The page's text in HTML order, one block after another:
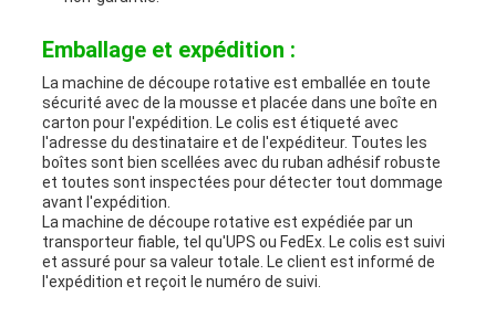
Emballage et expédition :
La machine de découpe rotative est emballée en toute
sécurité avec de la mousse et placée dans une boîte en
carton pour l'expédition. Le colis est étiqueté avec
l'adresse du destinataire et de l'expéditeur. Toutes les
boîtes sont bien scellées avec du ruban adhésif robuste
et toutes sont inspectées pour détecter tout dommage
avant l'expédition.
La machine de découpe rotative est expédiée par un
transporteur fiable, tel qu'UPS ou FedEx. Le colis est suivi
et assuré pour sa valeur totale. Le client est informé de
l'expédition et reçoit le numéro de suivi.